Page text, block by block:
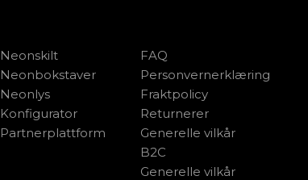
Neonskilt
Neonbokstaver
Neonlys
Konfigurator
Partnerplattform
FAQ
Personvernerklæring
Fraktpolicy
Returnerer
Generelle vilkår
B2C
Generelle vilkår